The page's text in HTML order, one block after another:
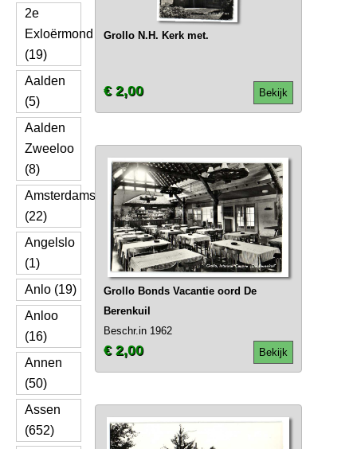
2e
Exloërmond
(19)
Aalden
(5)
Aalden
Zweeloo
(8)
Amsterdamscheveld
(22)
Angelslo
(1)
Anlo (19)
Anloo
(16)
Annen
(50)
Assen
(652)
Grollo N.H. Kerk met.
Bekijk
€ 2,00
Grollo Bonds Vacantie oord De
Berenkuil
Beschr.in 1962
Bekijk
€ 2,00